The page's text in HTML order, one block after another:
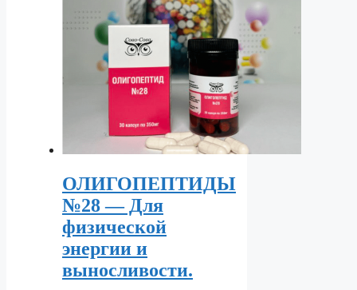
ОЛИГОПЕПТИДЫ
№28 — Для
физической
энергии и
выносливости.